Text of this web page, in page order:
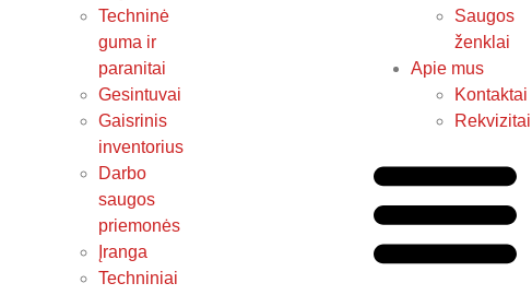
Techninė
guma ir
paranitai
Gesintuvai
Gaisrinis
inventorius
Darbo
saugos
priemonės
Įranga
Techniniai
Saugos
ženklai
Apie mus
Kontaktai
Rekvizitai